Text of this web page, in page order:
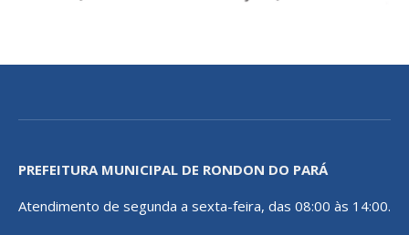
PREFEITURA MUNICIPAL DE RONDON DO PARÁ
Atendimento de segunda a sexta-feira, das 08:00 às 14:00.